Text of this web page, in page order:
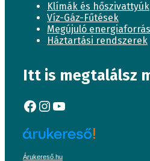
Klímák és hőszivattyúk
Víz-Gáz-Fűtések
Megújuló
Háztartási rendszerek
Itt is megtalálsz
Facebook
Instagram
YouTube
Árukereső.hu